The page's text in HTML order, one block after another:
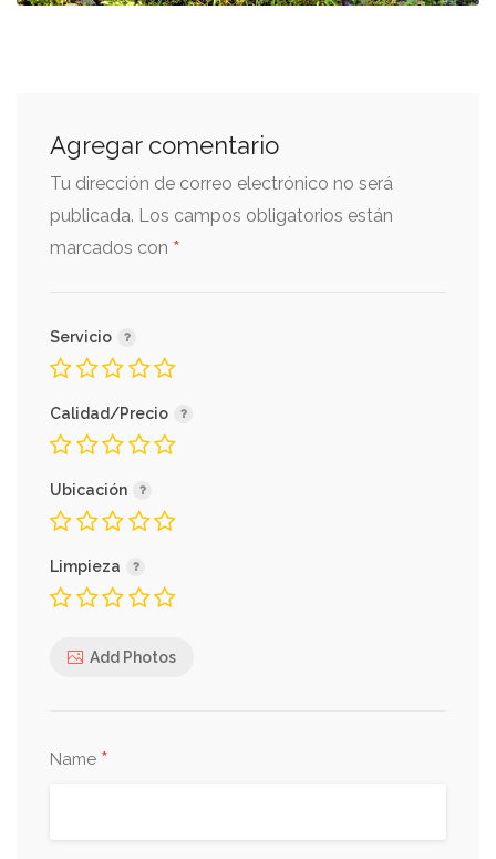
Agregar comentario
Tu dirección de correo electrónico no será
publicada. Los campos obligatorios están
marcados con *
Servicio
Calidad/Precio
Ubicación
Limpieza
Add Photos
Name *